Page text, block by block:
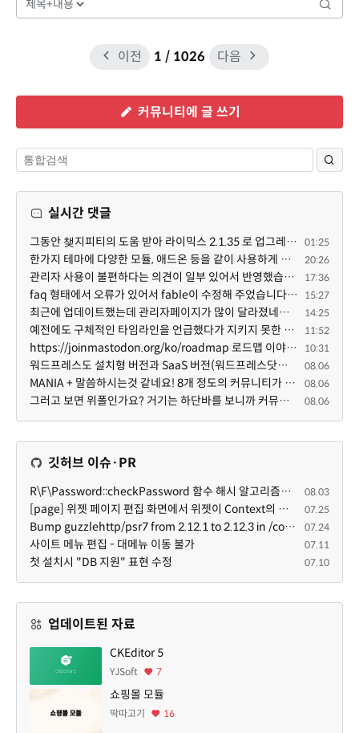
이전 1 / 1026 다음
커뮤니티에 글 쓰기
실시간 댓글
그동안 챚지피티의 도움 받아 라이믹스 2.1.35 로 업그레이드 잘 한 것은 부인할 수 없는 사실입니다. 그런... 01:25
한가지 테마에 다양한 모듈, 애드온 등을 같이 사용하게 되면 의외로 어려운게 일관성이 있는 디자인의 유지... 20:26
관리자 사용이 불편하다는 의견이 일부 있어서 반영했습니다 ㅎㅎ 8.4이상도 지원될 수 있도록 10.5.2 혹은 ... 17:36
faq 형태에서 오류가 있어서 fable이 수정해 주었습니다. 참고하세요. 증상 FAQ형 목록에서 항목을 펼치면 ... 15:27
최근에 업데이트했는데 관리자페이지가 많이 달라졌네요 여기서 모듈 설치하려고 하니 php 8.4.14버전이라 8... 14:25
예전에도 구체적인 타임라인을 언급했다가 지키지 못한 것에 죄송한 마음이 있다 보니 (코어 개발/운영 자체... 11:52
https://joinmastodon.org/ko/roadmap 로드맵 이야기가 나온김에 적자면 공홈에 대략적인 로드맵이 공개되어... 10:31
워드프레스도 설치형 버전과 SaaS 버전(워드프레스닷컴)은 다른 점이 많습니다. SaaS로 제공한다면 GPL 라이... 08.06
MANIA + 말씀하시는것 같네요! 8개 정도의 커뮤니티가 저 MANIA+ 기반으로 구축된거로 알고 있습니다. SaaS ... 08.06
그러고 보면 위폴인가요? 거기는 하단바를 보니까 커뮤니티 빌딩 SaaS 솔루션을 사용하고 있는거 같더라고요... 08.06
깃허브 이슈·PR
R\F\Password::checkPassword 함수 해시 알고리즘을 암시적으로 호출하는 경우 Argon2id 해시 비교 실패 08.03
[page] 위젯 페이지 편집 화면에서 위젯이 Context의 module_info를 덮어쓰면 저장이 ERR_ACT_IS_NOT_STANDALONE으로 실패 07.25
Bump guzzlehttp/psr7 from 2.12.1 to 2.12.3 in /common 07.24
사이트 메뉴 편집 - 대메뉴 이동 불가 07.11
첫 설치시 "DB 지원" 표현 수정 07.10
업데이트된 자료
CKEditor 5
YJSoft 7
쇼핑몰 모듈
딱따고기 16